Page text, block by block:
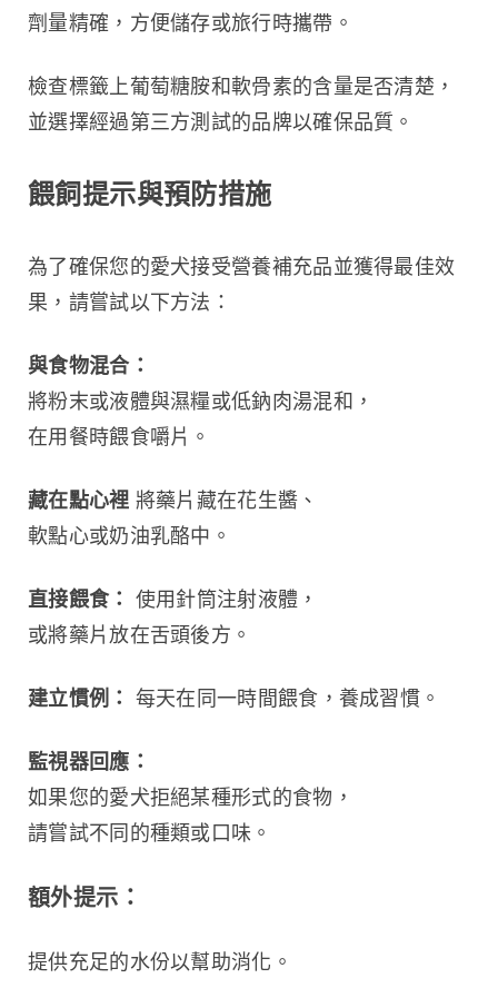
劑量精確，方便儲存或旅行時攜帶。
檢查標籤上葡萄糖胺和軟骨素的含量是否清楚，
並選擇經過第三方測試的品牌以確保品質。
餵飼提示與預防措施
為了確保您的愛犬接受營養補充品並獲得最佳效
果，請嘗試以下方法：
與食物混合：
將粉末或液體與濕糧或低鈉肉湯混和，
在用餐時餵食嚼片。
藏在點心裡 將藥片藏在花生醬、
軟點心或奶油乳酪中。
直接餵食：
使用針筒注射液體，
或將藥片放在舌頭後方。
建立慣例： 每天在同一時間餵食，養成習慣。
監視器回應：
如果您的愛犬拒絕某種形式的食物，
請嘗試不同的種類或口味。
額外提示：
提供充足的水份以幫助消化。